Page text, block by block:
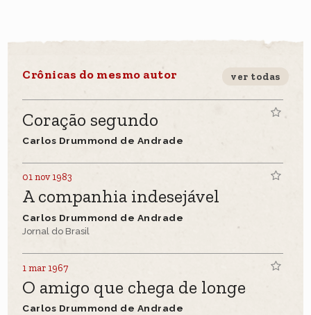
Crônicas do mesmo autor ver todas
Coração segundo
Carlos Drummond de Andrade
01 nov 1983
A companhia indesejável
Carlos Drummond de Andrade
Jornal do Brasil
1 mar 1967
O amigo que chega de longe
Carlos Drummond de Andrade